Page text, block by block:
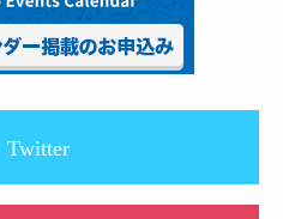
Twitter